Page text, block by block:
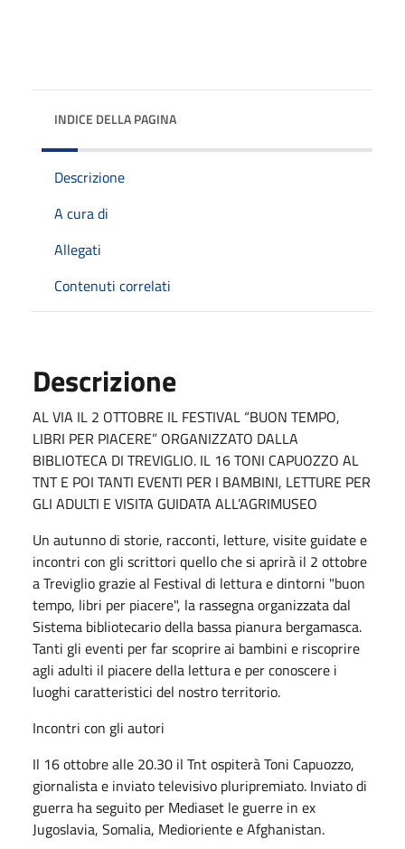
INDICE DELLA PAGINA
Descrizione
A cura di
Allegati
Contenuti correlati
Descrizione
AL VIA IL 2 OTTOBRE IL FESTIVAL “BUON TEMPO,
LIBRI PER PIACERE” ORGANIZZATO DALLA
BIBLIOTECA DI TREVIGLIO. IL 16 TONI CAPUOZZO AL
TNT E POI TANTI EVENTI PER I BAMBINI, LETTURE PER
GLI ADULTI E VISITA GUIDATA ALL’AGRIMUSEO
Un autunno di storie, racconti, letture, visite guidate e
incontri con gli scrittori quello che si aprirà il 2 ottobre
a Treviglio grazie al Festival di lettura e dintorni "buon
tempo, libri per piacere", la rassegna organizzata dal
Sistema bibliotecario della bassa pianura bergamasca.
Tanti gli eventi per far scoprire ai bambini e riscoprire
agli adulti il piacere della lettura e per conoscere i
luoghi caratteristici del nostro territorio.
Incontri con gli autori
Il 16 ottobre alle 20.30 il Tnt ospiterà Toni Capuozzo,
giornalista e inviato televisivo pluripremiato. Inviato di
guerra ha seguito per Mediaset le guerre in ex
Jugoslavia, Somalia, Medioriente e Afghanistan.